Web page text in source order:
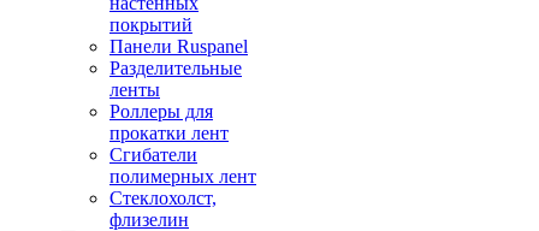
покрытий
Панели Ruspanel
Разделительные
ленты
Роллеры для
прокатки лент
Сгибатели
полимерных лент
Стеклохолст,
флизелин